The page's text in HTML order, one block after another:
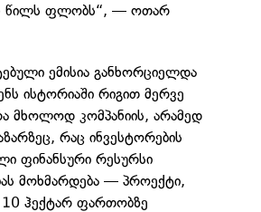
წილს ფლობს“, — ოთარ
ემისია განხორციელდა
ისტორიაში რიგით მერვე
მხოლოდ კომპანიის, არამედ
რაც ინვესტორების
ფინანსური რესურსი
მოხმარდება — პროექტი,
10 ჰექტარ ფართობზე